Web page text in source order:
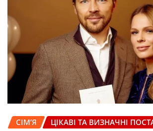
СІМ’Я ЦІКАВІ ТА ВИЗНАЧНІ